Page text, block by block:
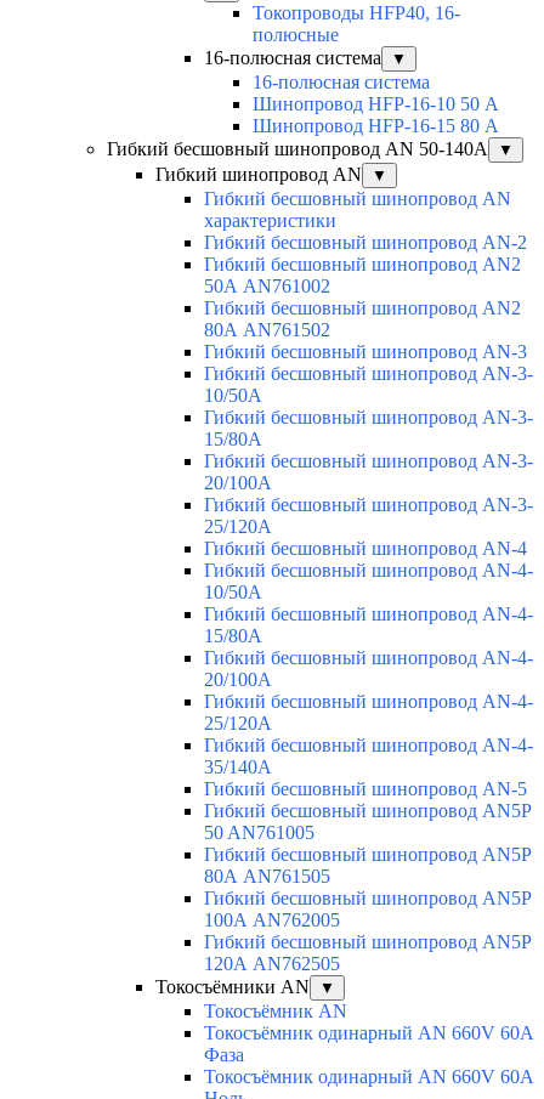
Токопроводы HFP40, 16-
полюсные
16-полюсная система
▼
16-полюсная система
Шинопровод HFP-16-10 50 А
Шинопровод HFP-16-15 80 А
Гибкий бесшовный шинопровод AN 50-140А
▼
Гибкий шинопровод AN ▼
Гибкий бесшовный шинопровод AN
характеристики
Гибкий бесшовный шинопровод AN-2
Гибкий бесшовный шинопровод AN2
50А AN761002
Гибкий бесшовный шинопровод AN2
80А AN761502
Гибкий бесшовный шинопровод AN-3
Гибкий бесшовный шинопровод AN-3-
10/50A
Гибкий бесшовный шинопровод AN-3-
15/80A
Гибкий бесшовный шинопровод AN-3-
20/100A
Гибкий бесшовный шинопровод AN-3-
25/120A
Гибкий бесшовный шинопровод AN-4
Гибкий бесшовный шинопровод AN-4-
10/50A
Гибкий бесшовный шинопровод AN-4-
15/80A
Гибкий бесшовный шинопровод AN-4-
20/100A
Гибкий бесшовный шинопровод AN-4-
25/120A
Гибкий бесшовный шинопровод AN-4-
35/140A
Гибкий бесшовный шинопровод AN-5
Гибкий бесшовный шинопровод AN5P
50 AN761005
Гибкий бесшовный шинопровод AN5P
80А AN761505
Гибкий бесшовный шинопровод AN5P
100А AN762005
Гибкий бесшовный шинопровод AN5P
120А AN762505
Токосъёмники AN
▼
Токосъёмник AN
Токосъёмник одинарный AN 660V 60A
Фаза
Токосъёмник одинарный AN 660V 60A